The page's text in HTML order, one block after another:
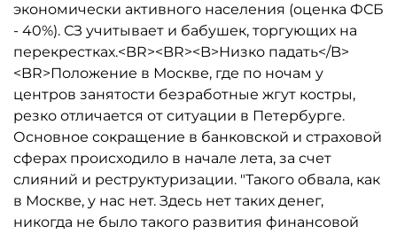
экономически активного населения (оценка ФСБ
- 40%). СЗ учитывает и бабушек, торгующих на
перекрестках.<BR><BR><B>Низко падать</B>
<BR>Положение в Москве, где по ночам у
центров занятости безработные жгут костры,
резко отличается от ситуации в Петербурге.
Основное сокращение в банковской и страховой
сферах происходило в начале лета, за счет
слияний и реструктуризации. "Такого обвала, как
в Москве, у нас нет. Здесь нет таких денег,
никогда не было такого развития финансовой